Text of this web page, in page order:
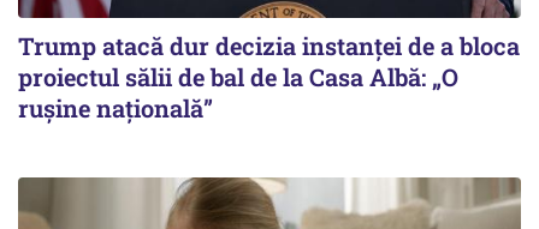
Trump atacă dur decizia instanţei de a bloca
proiectul sălii de bal de la Casa Albă: „O
ruşine naţională”